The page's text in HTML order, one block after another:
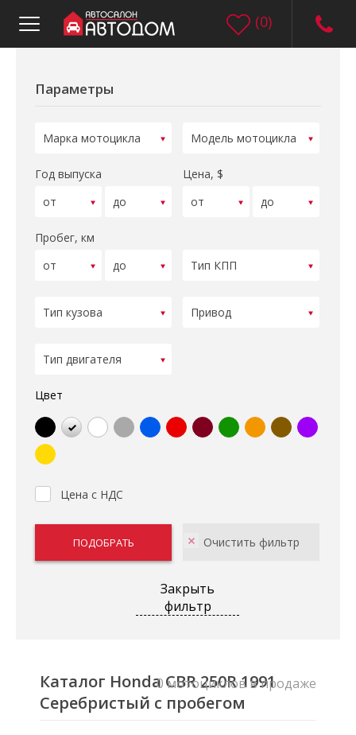
(0)
Параметры
Год выпуска Цена, $
Пробег, км
Цвет
Цена с НДС
Закрыть
фильтр
Каталог Honda CBR 250R 1991
Серебристый с пробегом
0 мотоциклов в продаже